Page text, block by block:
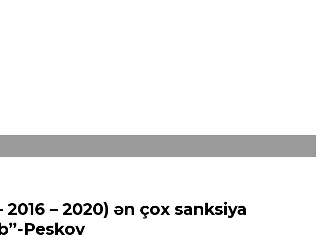
– 2020) ən çox sanksiya
Peskov